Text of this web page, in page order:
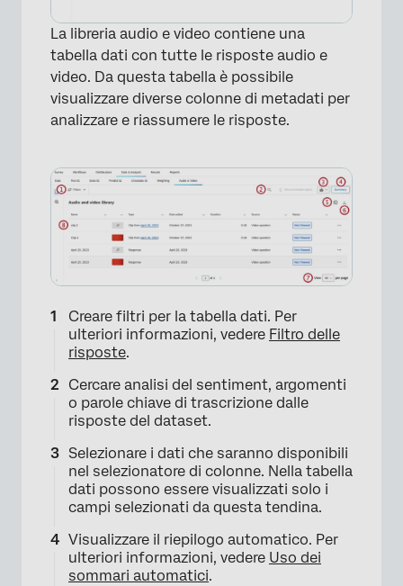
La libreria audio e video contiene una
tabella dati con tutte le risposte audio e
video. Da questa tabella è possibile
visualizzare diverse colonne di metadati per
analizzare e riassumere le risposte.
Creare filtri per la tabella dati. Per
ulteriori informazioni, vedere Filtro delle
risposte.
Cercare analisi del sentiment, argomenti
o parole chiave di trascrizione dalle
risposte del dataset.
Selezionare i dati che saranno disponibili
nel selezionatore di colonne. Nella tabella
dati possono essere visualizzati solo i
campi selezionati da questa tendina.
Visualizzare il riepilogo automatico. Per
ulteriori informazioni, vedere Uso dei
sommari automatici.